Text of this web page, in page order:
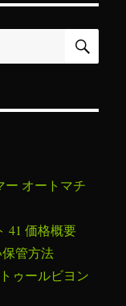
検
ー オートマチ
41 価格概要
管方法
ゥールビヨン